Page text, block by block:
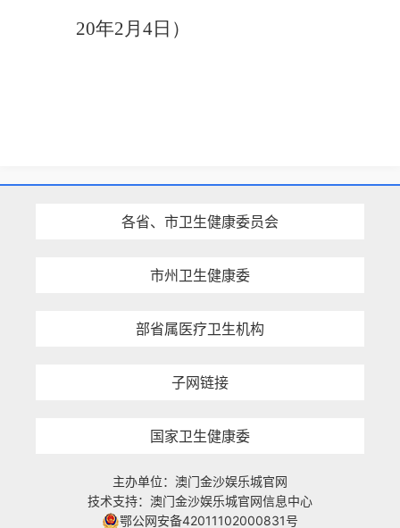
20年2月4日）
各省、市卫生健康委员会
市州卫生健康委
部省属医疗卫生机构
子网链接
国家卫生健康委
主办单位：澳门金沙娱乐城官网
技术支持：澳门金沙娱乐城官网信息中心
鄂公网安备42011102000831号